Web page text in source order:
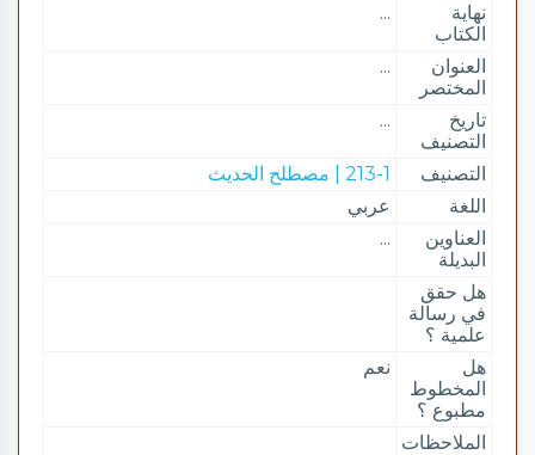
نهاية
الكتاب
...
العنوان
المختصر
...
تاريخ
التصنيف
...
التصنيف
213-1 | مصطلح الحديث
اللغة
عربي
العناوين
البديلة
...
هل حقق
في رسالة
علمية ؟
هل
المخطوط
مطبوع ؟
نعم
الملاحظات